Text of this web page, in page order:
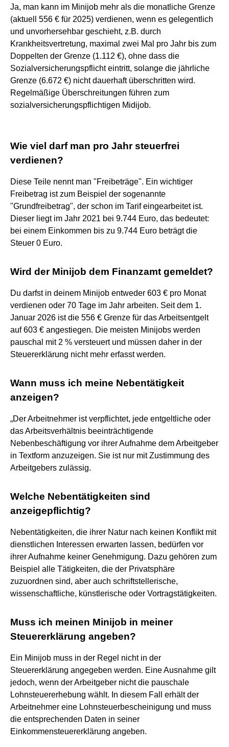
Ja, man kann im Minijob mehr als die monatliche Grenze
(aktuell 556 € für 2025) verdienen, wenn es gelegentlich
und unvorhersehbar geschieht, z.B. durch
Krankheitsvertretung, maximal zwei Mal pro Jahr bis zum
Doppelten der Grenze (1.112 €), ohne dass die
Sozialversicherungspflicht eintritt, solange die jährliche
Grenze (6.672 €) nicht dauerhaft überschritten wird.
Regelmäßige Überschreitungen führen zum
sozialversicherungspflichtigen Midijob.
Wie viel darf man pro Jahr steuerfrei
verdienen?
Diese Teile nennt man "Freibeträge". Ein wichtiger
Freibetrag ist zum Beispiel der sogenannte
"Grundfreibetrag", der schon im Tarif eingearbeitet ist.
Dieser liegt im Jahr 2021 bei 9.744 Euro, das bedeutet:
bei einem Einkommen bis zu 9.744 Euro beträgt die
Steuer 0 Euro.
Wird der Minijob dem Finanzamt gemeldet?
Du darfst in deinem Minijob entweder 603 € pro Monat
verdienen oder 70 Tage im Jahr arbeiten. Seit dem 1.
Januar 2026 ist die 556 € Grenze für das Arbeitsentgelt
auf 603 € angestiegen. Die meisten Minijobs werden
pauschal mit 2 % versteuert und müssen daher in der
Steuererklärung nicht mehr erfasst werden.
Wann muss ich meine Nebentätigkeit
anzeigen?
„Der Arbeitnehmer ist verpflichtet, jede entgeltliche oder
das Arbeitsverhältnis beeinträchtigende
Nebenbeschäftigung vor ihrer Aufnahme dem Arbeitgeber
in Textform anzuzeigen. Sie ist nur mit Zustimmung des
Arbeitgebers zulässig.
Welche Nebentätigkeiten sind
anzeigepflichtig?
Nebentätigkeiten, die ihrer Natur nach keinen Konflikt mit
dienstlichen Interessen erwarten lassen, bedürfen vor
ihrer Aufnahme keiner Genehmigung. Dazu gehören zum
Beispiel alle Tätigkeiten, die der Privatsphäre
zuzuordnen sind, aber auch schriftstellerische,
wissenschaftliche, künstlerische oder Vortragstätigkeiten.
Muss ich meinen Minijob in meiner
Steuererklärung angeben?
Ein Minijob muss in der Regel nicht in der
Steuererklärung angegeben werden. Eine Ausnahme gilt
jedoch, wenn der Arbeitgeber nicht die pauschale
Lohnsteuererhebung wählt. In diesem Fall erhält der
Arbeitnehmer eine Lohnsteuerbescheinigung und muss
die entsprechenden Daten in seiner
Einkommensteuererklärung angeben.